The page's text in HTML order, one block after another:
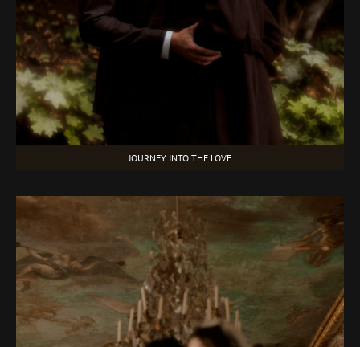
JOURNEY INTO THE LOVE